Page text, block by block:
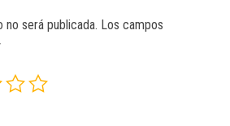
será publicada. Los campos